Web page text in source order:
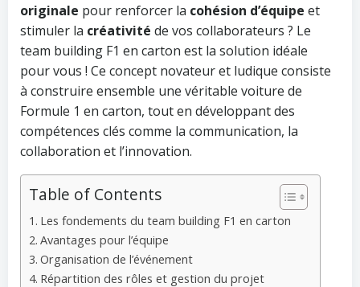
originale pour renforcer la cohésion d’équipe et
stimuler la créativité de vos collaborateurs ? Le
team building F1 en carton est la solution idéale
pour vous ! Ce concept novateur et ludique consiste
à construire ensemble une véritable voiture de
Formule 1 en carton, tout en développant des
compétences clés comme la communication, la
collaboration et l’innovation.
Table of Contents
Les fondements du team building F1 en carton
Avantages pour l’équipe
Organisation de l’événement
Répartition des rôles et gestion du projet